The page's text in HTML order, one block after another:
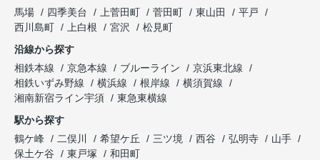
馬場
四季美台 上菅田町 菅田町 東山田
平戸
西川島町
上白根 宮沢
松見町
沿線から探す
相鉄本線
京急本線 ブルーライン
京浜東北線
相鉄いずみ野線
横浜線 根岸線
横須賀線
湘南新宿ライン宇須
東急東横線
駅から探す
鶴ケ峰
二俣川 希望ケ丘 三ツ境 西谷 弘明寺
山手
保土ケ谷
東戸塚 和田町